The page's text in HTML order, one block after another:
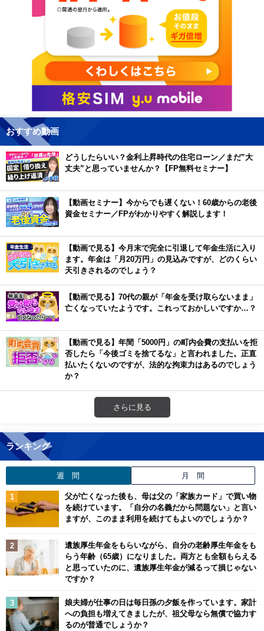
おすすめ動画
どうしたらいい？金利上昇時代の住宅ローン／まだ”大
丈夫”と思っていませんか？【FP無料セミナー】
【動画セミナー】今からでも遅くない！60歳からの老後
資金セミナー／FPがわかりやすく解説します！
【動画で見る】今月末で完全に引退して年金生活に入り
ます。年金は「月20万円」の見込みですが、どのくらい
天引きされるのでしょう？
【動画で見る】70代の親が「年金を受け取らないまま」
亡くなっていたようです。これっておかしいですか…？
【動画で見る】年間「5000円」の町内会費の支払いを拒
否したら「今後ゴミを捨てるな」と言われました。正直
払いたくないのですが、法的な拘束力はあるのでしょう
か？
さらに見る
ランキング
週 間 月 間
父が亡くなった後も、母は父の「家族カード」で買い物
を続けています。「自分の名義だから問題ない」と言い
ますが、このまま利用を続けてもよいのでしょうか？
遺族厚生年金をもらいながら、自分の老齢厚生年金をも
らう年齢（65歳）になりました。両方とも全額もらえる
と思っていたのに、遺族厚生年金が減るって損じゃない
ですか？
娘夫婦が仕事の日は毎日孫の夕飯を作っています。家計
への負担も増えてきましたが、祖父母なら無償で協力す
るのが普通でしょうか？